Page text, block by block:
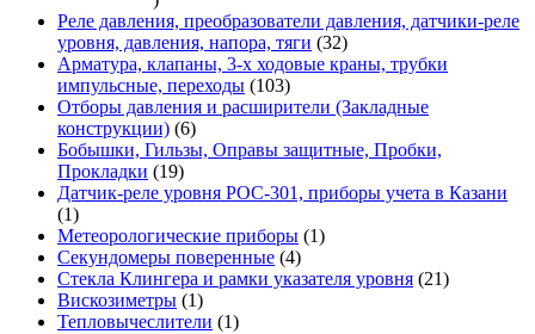
товаров
Реле давления, преобразователи давления, датчики-реле
уровня, давления, напора, тяги 3232
товара
Арматура, клапаны, 3-х ходовые краны, трубки
импульсные, переходы 103103
товара
Отборы давления и расширители (Закладные
конструкции) 66
товаров
Бобышки, Гильзы, Оправы защитные, Пробки,
Прокладки
1919
товаров
Датчик-реле уровня РОС-301, приборы учета в Казани
11
товар
Метеорологические приборы 11
Секундомеры поверенные 44
товара
Стекла Клингера и рамки указателя уровня 2121
Вискозиметры 11
товар
Тепловычеслители 11